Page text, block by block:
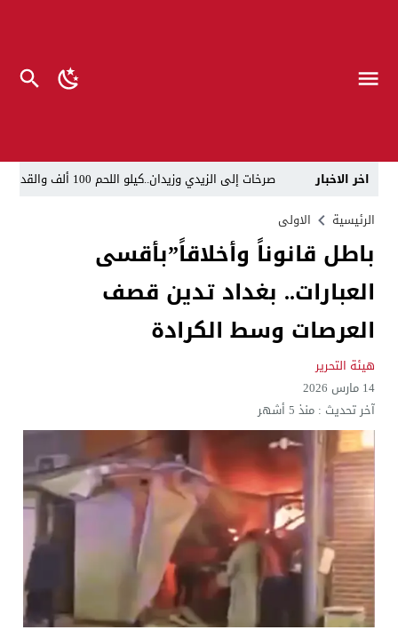
اخر الاخبار
صرخات إلى الزيدي وزيدان..كيلو اللحم 100 ألف والقداحة 5 آلاف في سجون العراق.. تظاهرة العوائل وسط بغداد
“لحين تسمية وزرائها”..الزيدي يوجه وكلاء الوزارات
مسيّرات إيرانية تستهدف مقرات حزب معارض كردي قرب
القضاء يطيح بموظفين ومعقبين في بلدية الناصرية
الرئيسية الاولى
باطل قانوناً وأخلاقاً”بأقسى
العبارات.. بغداد تدين قصف
العرصات وسط الكرادة
هيئة التحرير
14 مارس 2026
آخر تحديث :منذ 5 أشهر